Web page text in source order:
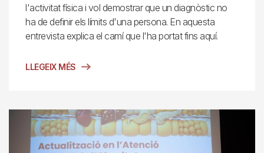
l'activitat física i vol demostrar que un diagnòstic no
ha de definir els límits d'una persona. En aquesta
entrevista explica el camí que l'ha portat fins aquí.
LLEGEIX MÉS